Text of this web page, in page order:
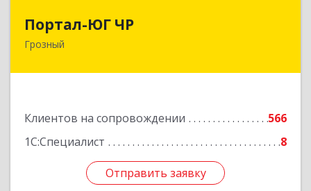
Портал-ЮГ ЧР
Грозный
Клиентов на сопровождении
566
1С:Специалист
8
Отправить заявку
364906, Чеченская Респ, Грозный г, Путина пр-
Отправить заявку